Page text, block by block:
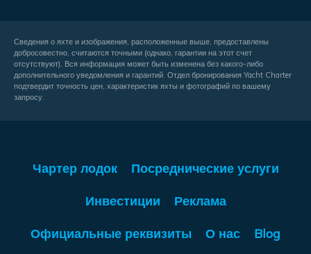
Сведения о яхте и изображения, расположенные выше, предоставлены
добросовестно, считаются точными (однако, гарантии на этот счет
отсутствуют). Вся информация может быть изменена без какого-либо
дополнительного уведомления и гарантий. Отдел бронирования Yacht Charter
подтвердит точность цен, характеристик яхты и фотографий по вашему
запросу.
Чартер лодок Посреднические услуги
Инвестиции Реклама
Официальные реквизиты О нас Blog